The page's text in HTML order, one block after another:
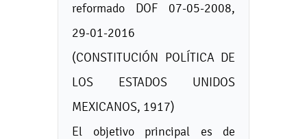
reformado DOF 07-05-2008,
29-01-2016
(CONSTITUCIÓN POLÍTICA DE
LOS ESTADOS UNIDOS
MEXICANOS, 1917)
El objetivo principal es de